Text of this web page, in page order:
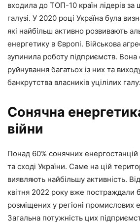
входила до ТОП-10 країн лідерів за
галузі. У 2020 році Україна була
які найбільш активно розвивають
енергетику в Європі. Військова
зупинила роботу підприємств.
руйнування багатьох із них та
банкрутства власників уцілілих
Сонячна
війни
Понад 60% сонячних енергостанцій
та сході України. Саме на цій
виявляють найбільшу активність.
квітня 2022 року вже постраждали
розміщених у регіоні промислових
Загальна потужність цих